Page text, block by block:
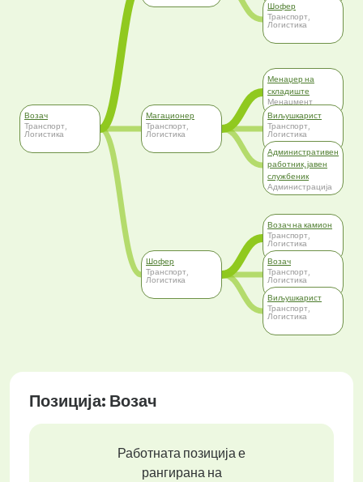
Возач
Транспорт,
Логистика
Магационер
Транспорт,
Логистика
Шофер
Транспорт,
Логистика
Шофер
Транспорт,
Логистика
Менаџер на
складиште
Менаџмент
Виљушкарист
Транспорт,
Логистика
Административен
работник, јавен
службеник
Администрација
Возач на камион
Транспорт,
Логистика
Возач
Транспорт,
Логистика
Виљушкарист
Транспорт,
Логистика
Позиција: Возач
Работната позиција е
рангирана на